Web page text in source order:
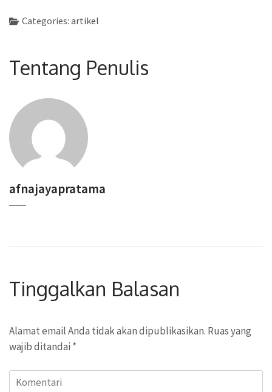
Categories: artikel
Tentang Penulis
afnajayapratama
Tinggalkan Balasan
Alamat email Anda tidak akan dipublikasikan. Ruas yang
wajib ditandai *
Komentari